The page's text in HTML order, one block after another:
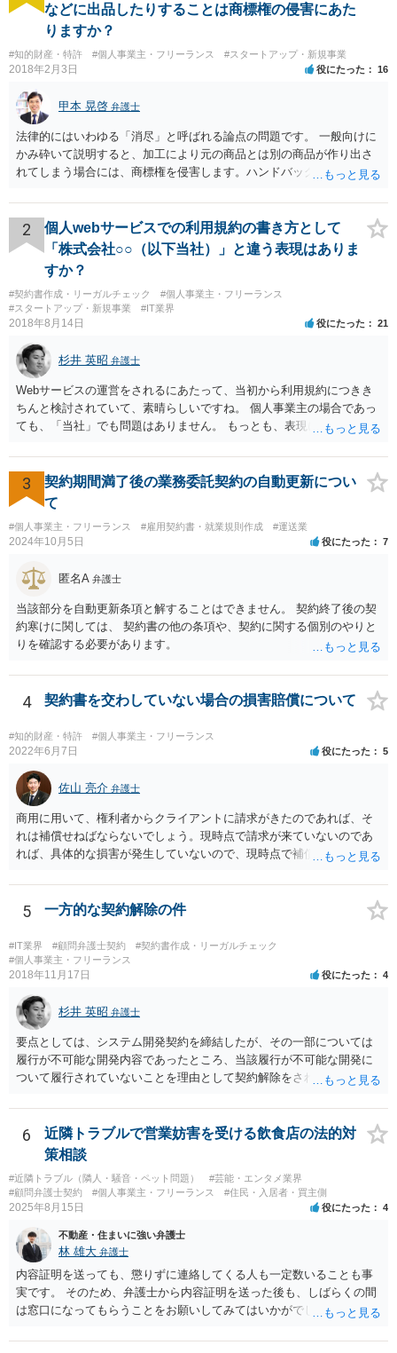
などに出品したりすることは商標権の侵害にあた
りますか？
#知的財産・特許 #個人事業主・フリーランス #スタートアップ・新規事業
2018年2月3日 役にたった 16
甲本 晃啓 弁護士
法律的にはいわゆる「消尽」と呼ばれる論点の問題です。 一般向けに
かみ砕いて説明すると、加工により元の商品とは別の商品が作り出さ
れてしまう場合には、商標権を侵害します。ハンドバッグをポーチに
ための加工（一般にいう修理）は、商標権を侵害しません。 商標権者
は、その商品を売ったときに対価を回収しているので、商標権は用い
尽くされている（用尽、消尽といいます。）と解釈されます。他方
で、商標権者の預かり知らないところで、販売した商品から別の商品
（コピー品やリメイク品）が作りだされてしまうと、その商品が仮に
酷い品質であれば、商標権者のブランドイメージが傷ついてしまいま
すし、その証商標権者にクレームが来てしまいますので、商標権を侵
害します。その商品が流通すれば商標権（ロゴマーク等）に対する一
般消費者の信頼も害することになります。また、本来商標権者に入る
べき利益が入らないことになります。 修理だけではそのような問題は
生じません。
2
個人webサービスでの利用規約の書き方として
「株式会社○○（以下当社）」と違う表現はありま
すか？
#契約書作成・リーガルチェック
#個人事業主・フリーランス
#スタートアップ・新規事業
#IT業界
2018年8月14日 役にたった 21
杉井 英昭 弁護士
Webサービスの運営をされるにあたって、当初から利用規約につきき
ちんと検討されていて、素晴らしいですね。 個人事業主の場合であっ
ても、「当社」でも問題はありません。 もっとも、表現に違和感があ
さんが「ABCウェブサービス」の屋号で事業を運営する際には、「当
社」の代わりに「ABCウェブサービス」とか「ABCWS」を使う等で
す。
3
契約期間満了後の業務委託契約の自動更新につい
て
#個人事業主・フリーランス #雇用契約書・就業規則作成 #運送業
2024年10月5日 役にたった 7
匿名A 弁護士
当該部分を自動更新条項と解することはできません。 契約終了後の契
約寒けに関しては、 契約書の他の条項や、契約に関する個別のやりと
りを確認する必要があります。
4 契約書を交わしていない場合の損害賠償について
#知的財産・特許 #個人事業主・フリーランス
2022年6月7日 役にたった 5
佐山 亮介 弁護士
商用に用いて、権利者からクライアントに請求がきたのであれば、そ
れは補償せねばならないでしょう。現時点で請求が来ていないのであ
れば、具体的な損害が発生していないので、現時点で補償の必要はあ
補償し、その補償分を損害として外注先に賠償請求することになるで
しょう。
5 一方的な契約解除の件
#IT業界 #顧問弁護士契約
#契約書作成・リーガルチェック
#個人事業主・フリーランス
2018年11月17日 役にたった 4
杉井 英昭 弁護士
要点としては、システム開発契約を締結したが、その一部については
履行が不可能な開発内容であったところ、当該履行が不可能な開発に
ついて履行されていないことを理由として契約解除をされた。そこ
いうご質問であると理解しました。 まず、「物理的にできない開発で
一方的に契約不履行のように伝えられ」とのことですが、「物理的に
できない」と真に言えるのかどうか、なぜ「物理的にできない開発」
を請け負うことになったのかが問題です。 もし、「物理的にできな
い」という意味が、単に「契約に記載された納期では間に合わない」
ということであれば、それは単純に履行遅滞を理由とする債務不履行
そのような開発は理論的に不可能（例えば、タイムマシンを作るとい
う契約等）であれば、契約自体が無効になる可能性があります。 いず
れの場合であっても、結局は、上記の「物理的にできない」部分を除
いた部分は開発完了しているということですから、その部分に相当す
る請負代金は請求できる可能性があります。 ただし、当該開発完了部
以上で、より個別的なお話は、詳しい契約内容や開発内容を知る必要
6
近隣トラブルで営業妨害を受ける飲食店の法的対
策相談
#近隣トラブル（隣人・騒音・ペット問題）
#芸能・エンタメ業界
#顧問弁護士契約
#個人事業主・フリーランス #住民・入居者・買主側
2025年8月15日 役にたった 4
不動産・住まいに強い弁護士
林 雄大 弁護士
内容証明を送っても、懲りずに連絡してくる人も一定数いることも事
実です。 そのため、弁護士から内容証明を送った後も、しばらくの間
は窓口になってもらうことをお願いしてみてはいかがでしょうか。 そ
口（弁護士に）言ってください」とだけお伝えし、それ以外には一切